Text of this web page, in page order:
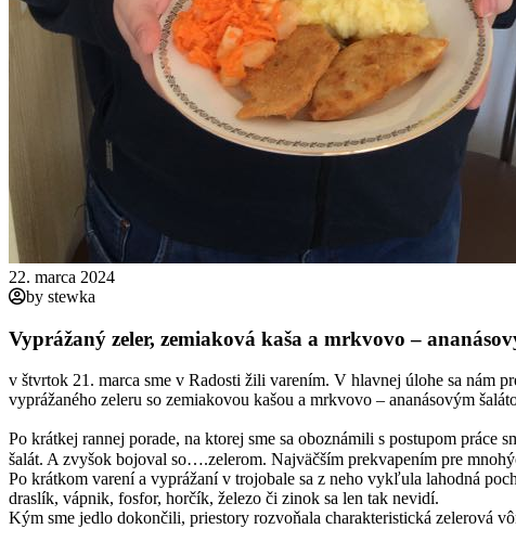
22. marca 2024
by stewka
Vyprážaný zeler, zemiaková kaša a mrkvovo –
v štvrtok 21. marca sme v Radosti žili varením. V hlavnej úlohe sa nám
vyprážaného zeleru so zemiakovou kašou a mrkvovo – ananásovým
Po krátkej rannej porade, na ktorej sme sa oboznámili s postupom
šalát. A zvyšok bojoval so….zelerom. Najväčším prekvapením pre
Po krátkom varení a vyprážaní v trojobale sa z neho vykľula lahodná
draslík, vápnik, fosfor, horčík, železo či zinok sa len tak nevidí.
Kým sme jedlo dokončili, priestory rozvoňala charakteristická zelerová